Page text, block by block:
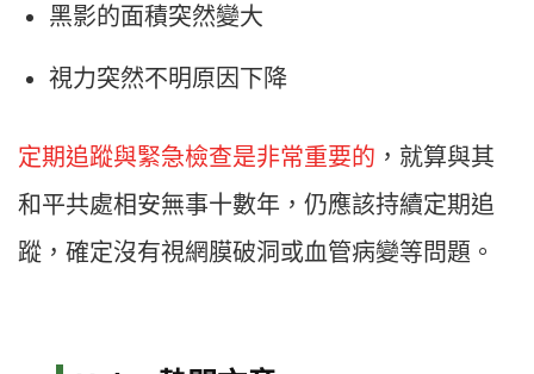
黑影的面積突然變大
視力突然不明原因下降
定期追蹤與緊急檢查是非常重要的 ，就算與其
和平共處相安無事十數年，仍應該持續定期追
蹤，確定沒有視網膜破洞或血管病變等問題。